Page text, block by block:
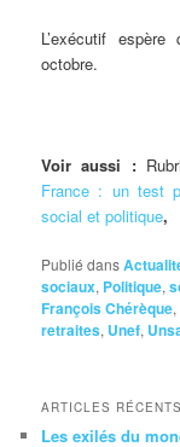
L’exécutif
octobre.
Voir aussi :
France : un test
social et politique,
Publié dans
sociaux, Politique,
François Chérèque,
retraites, Unef,
ARTICLES RÉCENTS
Les exilés du